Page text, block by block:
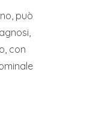
può
con